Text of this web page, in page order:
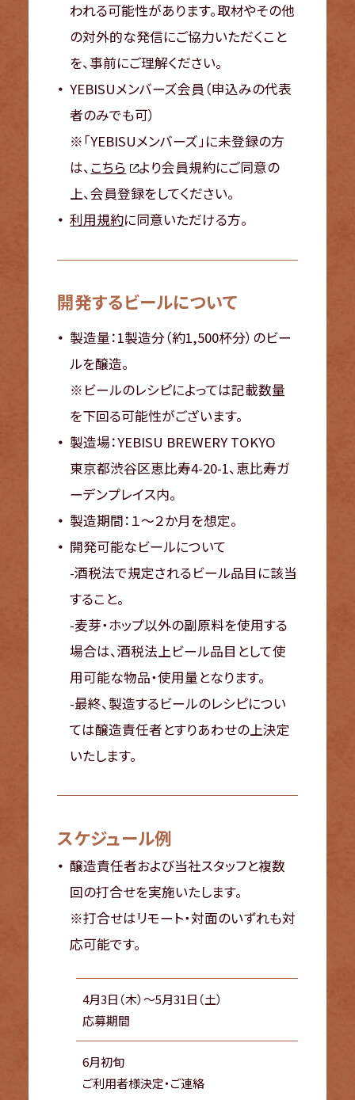
われる可能性があります。取材やその他
の対外的な発信にご協力いただくこと
を、事前にご理解ください。
YEBISUメンバーズ会員（申込みの代表
者のみでも可）
※「YEBISUメンバーズ」に未登録の方
は、 こちら
より会員規約にご同意の
上、会員登録をしてください。
利用規約に同意いただける方。
開発するビールについて
製造量：1製造分（約1,500杯分）のビー
ルを醸造。
※ビールのレシピによっては記載数量
を下回る可能性がございます。
製造場：YEBISU BREWERY TOKYO
東京都渋谷区恵比寿4-20-1、恵比寿ガ
ーデンプレイス内。
製造期間：１～２か月を想定。
開発可能なビールについて
-酒税法で規定されるビール品目に該当
すること。
-麦芽・ホップ以外の副原料を使用する
場合は、酒税法上ビール品目として使
用可能な物品・使用量となります。
-最終、製造するビールのレシピについ
ては醸造責任者とすりあわせの上決定
いたします。
スケジュール例
醸造責任者および当社スタッフと複数
回の打合せを実施いたします。
※打合せはリモート・対面のいずれも対
応可能です。
4月3日（木）～5月31日（土）
応募期間
6月初旬
ご利用者様決定・ご連絡